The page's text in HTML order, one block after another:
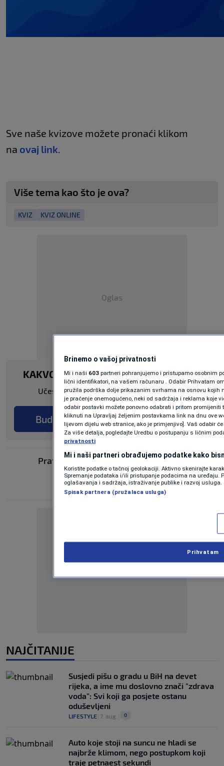
Sve naše kvizove možete pronaći klikom
na ovaj link.
Više tema kao što je ova?
KVIZ KVIZ ONLINE
Oglas
KAKVO JE TVOJE MIŠLJENJE O OVOME?
Učestvuj u diskusiji ili pročitaj komentare
Budi prvi koji će ostaviti komentar
Pratite nas na društvenim mrežama
NAJČITANIJE
Susjedi pišu o gradu u BiH na devet
rijeka, a ime mu doslovno znači "zdrava
voda": Svi koji ga posjete ostanu
oduševljeni
LIFESTYLE 7. aug. 0
Auto koje stoji na suncu ne hladi se
najbrže klimom, nego postupkom koji
traje petnaest sekundi
Brinemo o vašoj privatnosti
Mi i naši 603 partneri pohranjujemo i pristupamo osobnim
lični identifikatori, na vašem računaru . Odabir Prihvatam
pružila podrška dolje prikazanim svrhama na osnovu kojih
je praćenje onemogućeno, neki od sadržaja i reklama koje
odabir postavki možete ponovno odabrati i pritom
kliknuti na Upravljaj željenim postavkama link na dnu ove
lijevom dijelu web stranice, ako je primjenjivo]. Vaš odabir
Za više detalja, pogledajte Uredbu o postupanju s ličnim
privatnosti
Mi i naši partneri obrađujemo podatke kako
Koristite podatke o tačnoj geolokaciji. Aktivno skenirajte
Spremanje podataka i/ili pristupanje podacima na uređaju.
oglašavanja i sadržaja, istraživanje publike i razvoj usluga.
Spisak partnera (pružalaca usluga)
Prihvatam